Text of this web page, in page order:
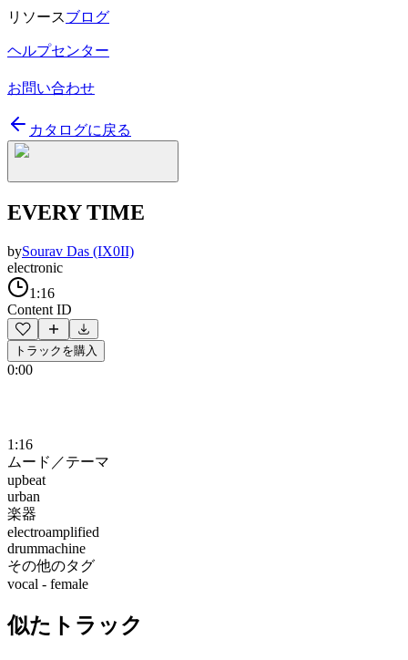
リソースブログ
ヘルプセンター
お問い合わせ
カタログに戻る
EVERY TIME
bySourav Das (IX0II)
electronic
1:16
Content ID
トラックを購入
0:00
1:16
ムード／テーマ
upbeat
urban
楽器
electroamplified
drummachine
その他のタグ
vocal - female
似たトラック